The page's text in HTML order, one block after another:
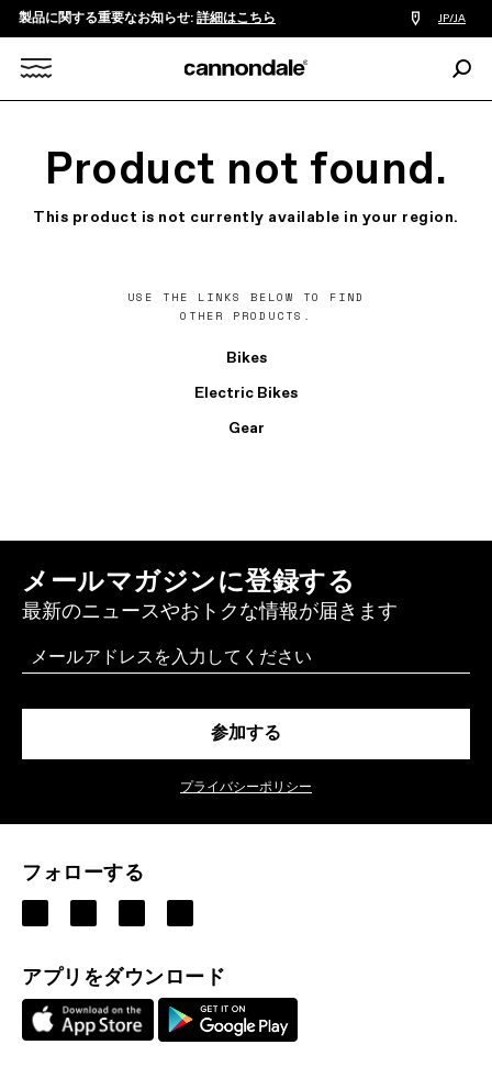
製品に関する重要なお知らせ:詳細はこちら
販
売
JP/JA
検
Product not found.
This product is not currently available in your region.
USE THE LINKS BELOW TO FIND
OTHER PRODUCTS.
Bikes
Electric Bikes
Gear
メールマガジンに登録する
最新のニュースやおトクな情報が届きます
Email
参加する
プライバシーポリシー
フォローする
アプリをダウンロード